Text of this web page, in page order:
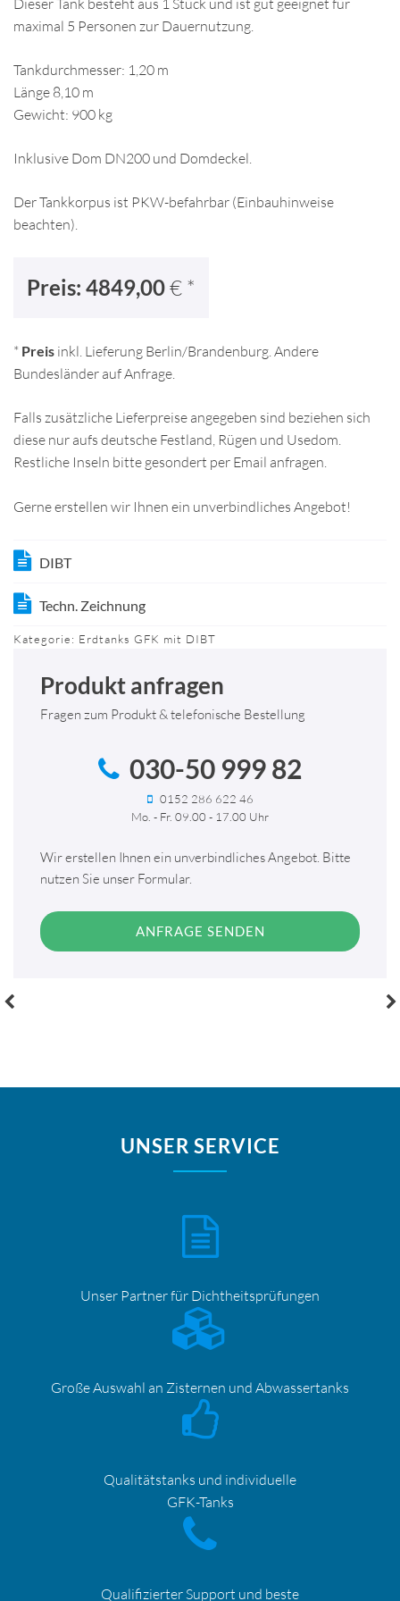
maximal 5 Personen zur Dauernutzung.
Tankdurchmesser: 1,20 m
Länge 8,10 m
Gewicht: 900 kg
Inklusive Dom DN200 und Domdeckel.
Der Tankkorpus ist PKW-befahrbar (Einbauhinweise
beachten).
Preis: 4849,00€ *
* Preis inkl. Lieferung Berlin/Brandenburg. Andere
Bundesländer auf Anfrage.
Falls zusätzliche Lieferpreise angegeben sind beziehen sich
diese nur aufs deutsche Festland, Rügen und Usedom.
Restliche Inseln bitte gesondert per Email anfragen.
Gerne erstellen wir Ihnen ein unverbindliches Angebot!
DIBT
Techn. Zeichnung
Kategorie: Erdtanks GFK mit DIBT
Produkt anfragen
Fragen zum Produkt & telefonische Bestellung
030-50 999 82
0152 286 622 46
Mo. - Fr. 09.00 - 17.00 Uhr
Wir erstellen Ihnen ein unverbindliches Angebot. Bitte
nutzen Sie unser Formular.
Post
UNSER SERVICE
Unser Partner für Dichtheitsprüfungen
Große Auswahl an Zisternen und Abwassertanks
Qualitätstanks und individuelle
GFK-Tanks
Qualifizierter Support und beste